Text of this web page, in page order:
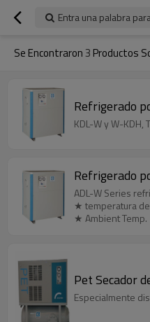
Entra una palabra
Se Encontraron3 Productos
Refrigerado
KDL-W y W-KDH,
Refrigerado
ADL-W Series
★ temperatura
★ Ambient Temp.
Pet Secador
Especialmente